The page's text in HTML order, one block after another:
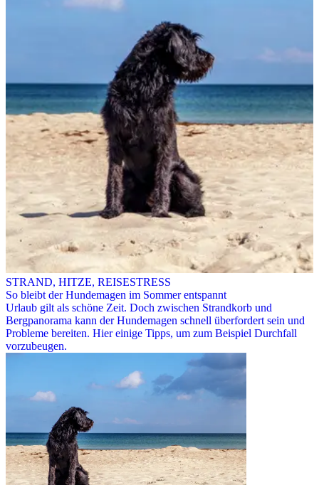
STRAND, HITZE, REISESTRESS
So bleibt der Hundemagen im Sommer entspannt
Urlaub gilt als schöne Zeit. Doch zwischen Strandkorb und
Bergpanorama kann der Hundemagen schnell überfordert sein und
Probleme bereiten. Hier einige Tipps, um zum Beispiel Durchfall
vorzubeugen.